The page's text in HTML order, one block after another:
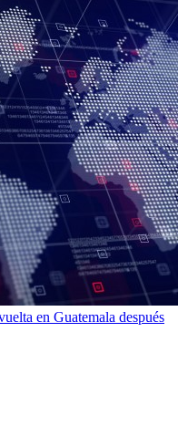
en Guatemala después